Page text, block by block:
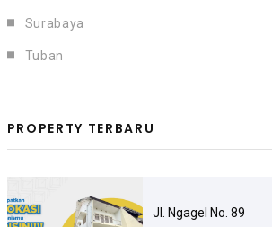
Surabaya
Tuban
PROPERTY TERBARU
Jl. Ngagel No. 89